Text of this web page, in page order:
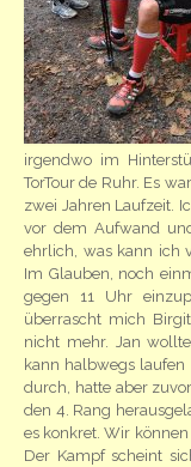
irgendwo im
TorTour de Ruhr. Es
zwei Jahren Laufzeit.
vor dem Aufwand
ehrlich, was kann ich
Im Glauben, noch
gegen 11 Uhr
überrascht mich
nicht mehr. Jan
kann halbwegs
durch, hatte aber
den 4. Rang
es konkret. Wir
Der Kampf scheint